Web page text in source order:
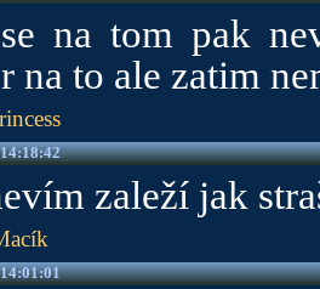
na tom pak
na to ale zatim
zaleží jak